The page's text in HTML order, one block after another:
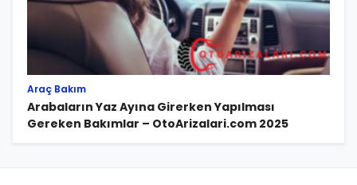
Araç Bakım
Arabaların Yaz Ayına Girerken Yapılması
Gereken Bakımlar – OtoArizalari.com 2025